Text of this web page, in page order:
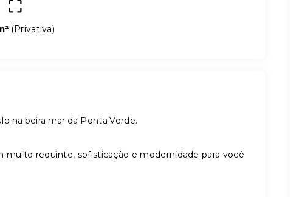
(Privativa)
na beira mar da Ponta Verde.
muito requinte, sofisticação e modernidade para você